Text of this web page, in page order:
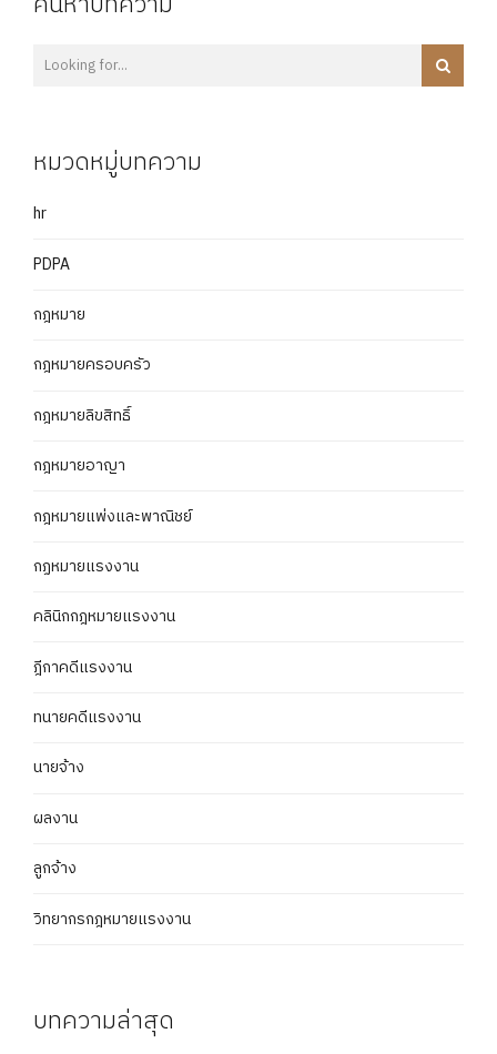
หมวดหมู่บทความ
hr
PDPA
กฎหมาย
กฎหมายครอบครัว
กฎหมายลิขสิทธิ์
กฎหมายอาญา
กฎหมายแพ่งและพาณิชย์
กฏหมายแรงงาน
คลินิกกฎหมายแรงงาน
ฎีกาคดีแรงงาน
ทนายคดีแรงงาน
นายจ้าง
ผลงาน
ลูกจ้าง
วิทยากรกฎหมายแรงงาน
บทความล่าสุด